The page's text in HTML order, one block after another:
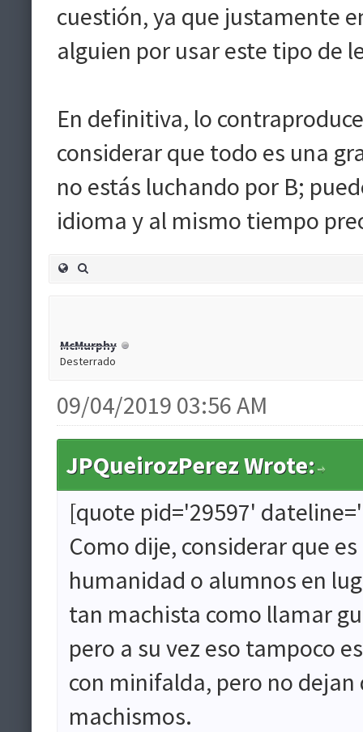
cuestión, ya que justamente
alguien por usar este tipo de
En definitiva, lo
considerar que todo es una
no estás luchando por B;
idioma y al mismo tiempo
McMurphy
Desterrado
09/04/2019 03:56 AM
JPQueirozPerez Wrote:
[quote pid='29597'
Como dije, considerar que
humanidad o alumnos en
tan machista como llamar
pero a su vez eso tampoco
con minifalda, pero no
machismos.